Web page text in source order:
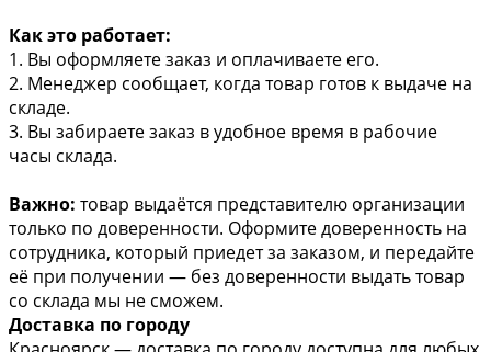
Как это работает:
1. Вы оформляете заказ и оплачиваете его.
2. Менеджер сообщает, когда товар готов к выдаче на
складе.
3. Вы забираете заказ в удобное время в рабочие
часы склада.
Важно: товар выдаётся представителю организации
только по доверенности. Оформите доверенность на
сотрудника, который приедет за заказом, и передайте
её при получении — без доверенности выдать товар
со склада мы не сможем.
Доставка по городу